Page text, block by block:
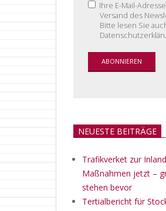
Ihre E-Mail-
Versand des
Bitte lesen Sie
NEUESTE BEITRÄGE
Trafikverket zur
Maßnahmen jetzt –
stehen bevor
Tertialbericht für